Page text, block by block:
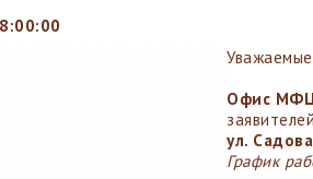
Офис МФЦ
ул.
График